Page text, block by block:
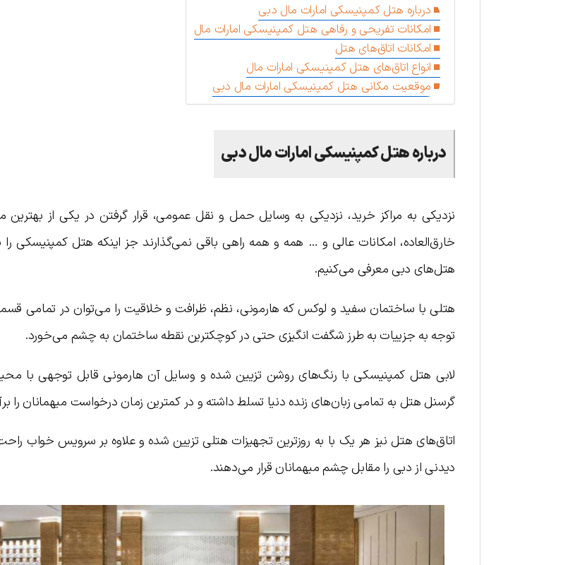
درباره هتل کمپنیسکی امارات مال دبی
امکانات تفریحی و رفاهی هتل کمپنیسکی امارات مال
امکانات اتاق‌های هتل
انواع اتاق‌های هتل کمپنیسکی امارات مال
موقعیت مکانی هتل کمپنیسکی امارات مال دبی
درباره هتلکمپنیسکی امارات مال دبی
نزدیکی به مراکز خرید، نزدیکی به وسایل حمل و نقل عمومی، قرار گرفتن در یکی از بهترین
خارق‌العاده، امکانات عالی و … همه و همه راهی باقی نمی‌گذارند جز اینکه هتل کمپنیسکی را
هتل‌های دبی معرفی می‌کنیم.
هتلی با ساختمان سفید و لوکس که هارمونی، نظم، ظرافت و خلاقیت را می‌توان در تمامی
توجه به جزییات به طرز شگفت انگیزی حتی در کوچکترین نقطه ساختمان به چشم می‌خورد.
لابی هتل کمپنیسکی با رنگ‌های روشن تزیین شده و وسایل آن هارمونی قابل توجهی با
گرسنل هتل به تمامی زبان‌های زنده دنیا تسلط داشته و در کمترین زمان درخواست میهمانان را
اتاق‌های هتل نیز هر یک با به روزترین تجهیزات هتلی تزیین شده و علاوه بر سرویس خواب
دیدنی از دبی را مقابل چشم میهمانان قرار می‌دهند.